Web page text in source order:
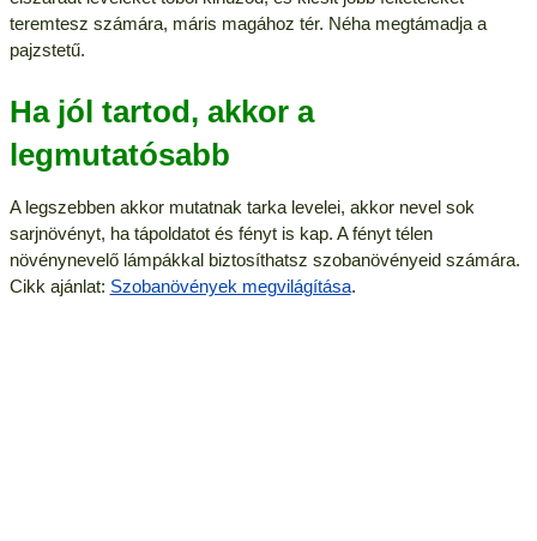
teremtesz számára, máris magához tér. Néha megtámadja a
pajzstetű.
Ha jól tartod, akkor a
legmutatósabb
A legszebben akkor mutatnak tarka levelei, akkor nevel sok
sarjnövényt, ha tápoldatot és fényt is kap. A fényt télen
növénynevelő lámpákkal biztosíthatsz szobanövényeid számára.
Cikk ajánlat: Szobanövények megvilágítása.